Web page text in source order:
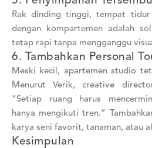
Rak dinding tinggi, tempat
dengan kompartemen adalah
tetap rapi tanpa mengganggu
6. Tambahkan Personal
Meski kecil, apartemen studio
Menurut Verik, creative
“Setiap ruang harus
hanya mengikuti tren.”
karya seni favorit, tanaman, atau
Kesimpulan